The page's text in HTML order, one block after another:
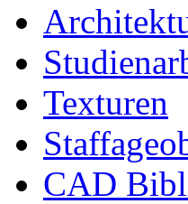
Texturen
CAD